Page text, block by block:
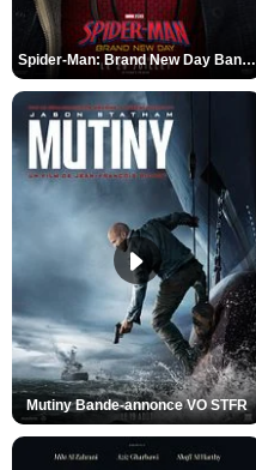
Spider-Man: Brand New Day Bande-annonce VO STFR
Mutiny Bande-annonce VO STFR